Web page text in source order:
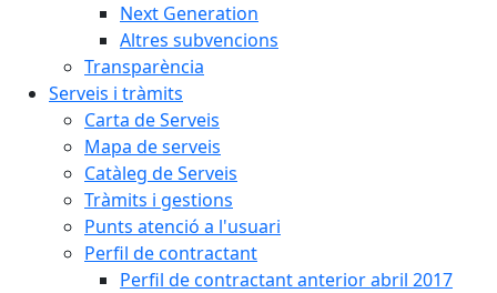
Next Generation
Altres subvencions
Transparència
Serveis i tràmits
Carta de Serveis
Mapa de serveis
Catàleg de Serveis
Tràmits i gestions
Punts atenció a l'usuari
Perfil de contractant
Perfil de contractant anterior abril 2017